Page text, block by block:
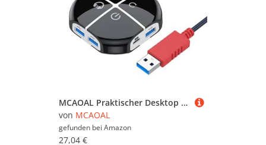
MCAOAL Praktischer Desktop Einschaltknopf Für PC Mit Zusätzlichem USB Und Sound Anschluss
von MCAOAL
gefunden bei Amazon
27,04 €